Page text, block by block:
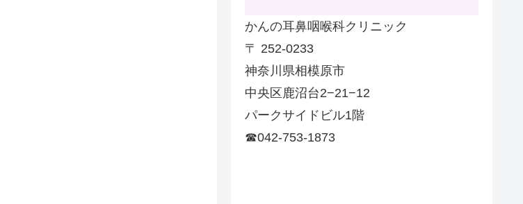
かんの耳鼻咽喉科クリニック
〒 252-0233
神奈川県相模原市
中央区鹿沼台2−21−12
パークサイドビル1階
☎042-753-1873